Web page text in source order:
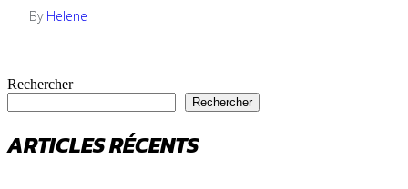
By Helene
Rechercher
Rechercher
ARTICLES RÉCENTS